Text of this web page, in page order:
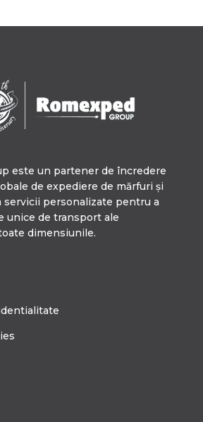
este un partener de încredere
de expediere de mărfuri și
servicii personalizate pentru a
unice de transport ale
dimensiunile.